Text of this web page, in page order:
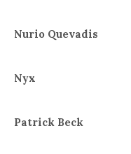
Nurio Quevadis
Nyx
Patrick Beck